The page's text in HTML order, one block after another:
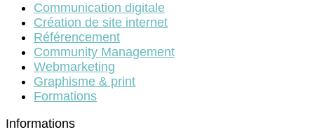
Communication digitale
Création de site internet
Référencement
Community Management
Webmarketing
Graphisme & print
Formations
Informations